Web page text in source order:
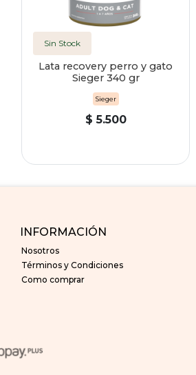
Sin Stock
Lata recovery perro y gato
Sieger 340 gr
Sieger
$ 5.500
INFORMACIÓN
Nosotros
Términos y Condiciones
Como comprar